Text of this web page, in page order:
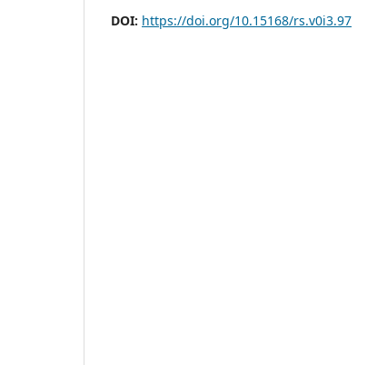
DOI: https://doi.org/10.15168/rs.v0i3.97